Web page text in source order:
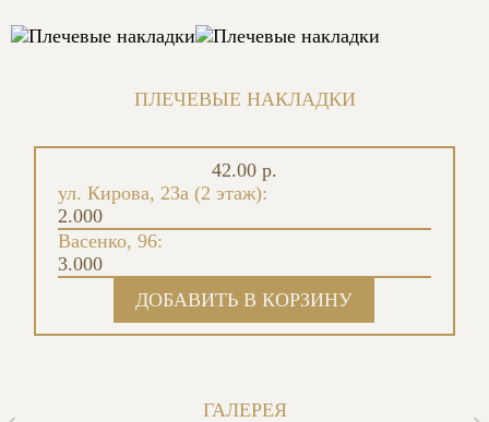
ПЛЕЧЕВЫЕ НАКЛАДКИ
Васенко, 96:
3.000
ул. Кирова, 23а (2 этаж):
2.000
42.00 р.
ГАЛЕРЕЯ